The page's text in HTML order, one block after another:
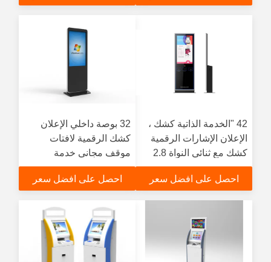
42 "الخدمة الذاتية كشك ،
الإعلان الإشارات الرقمية
كشك مع ثنائي النواة 2.8
جيجا هرتز
احصل على افضل سعر
32 بوصة داخلي الإعلان
كشك الرقمية لافتات
موقف مجاني خدمة
مخصصة
احصل على افضل سعر